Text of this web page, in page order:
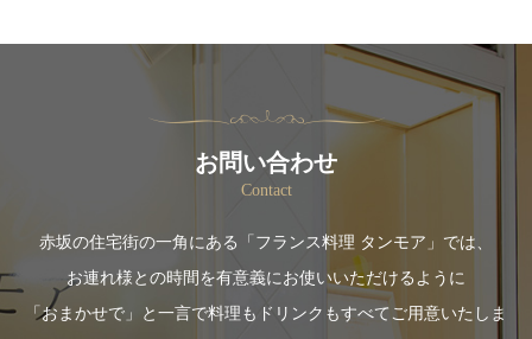
お問い合わせ
Contact
赤坂の住宅街の一角にある「フランス料理 タンモア」では、
お連れ様との時間を有意義にお使いいただけるように
「おまかせで」と一言で料理もドリンクもすべてご用意いたしま